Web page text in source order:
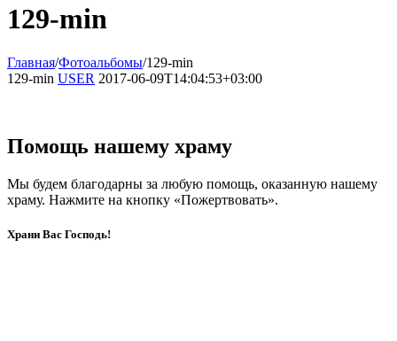
129-min
Главная/Фотоальбомы/129-min
129-min USER 2017-06-09T14:04:53+03:00
Помощь нашему храму
Мы будем благодарны за любую помощь, оказанную нашему
храму. Нажмите на кнопку «Пожертвовать».
Храни Вас Господь!